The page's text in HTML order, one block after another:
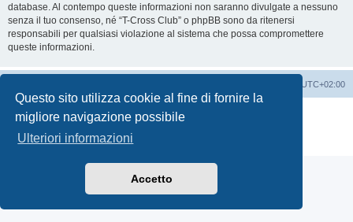
Questo sito utilizza cookie al fine di fornire la
migliore navigazione possibile
Ulteriori informazioni
Accetto
database. Al contempo queste informazioni non saranno divulgate a nessuno
senza il tuo consenso, né “T-Cross Club” o phpBB sono da ritenersi
responsabili per qualsiasi violazione al sistema che possa compromettere
queste informazioni.
UTC+02:00
Creato da
® Forum Software © phpBB Limited
Traduzione Italiana